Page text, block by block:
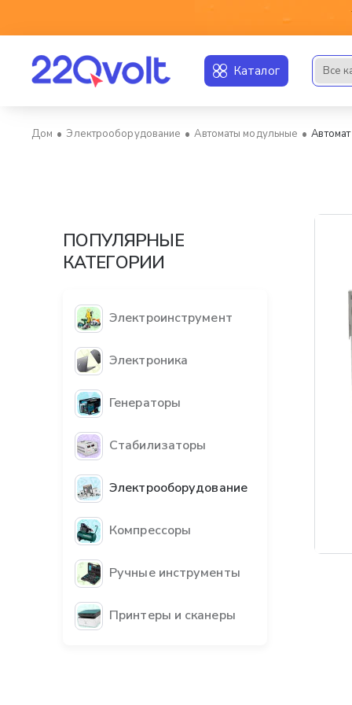
Каталог Все
Электрооборудование Автоматы модульные
ПОПУЛЯРНЫЕ
КАТЕГОРИИ
Электроинструмент
Электроника
Генераторы
Стабилизаторы
Электрооборудование
Компрессоры
Ручные инструменты
Принтеры и сканеры